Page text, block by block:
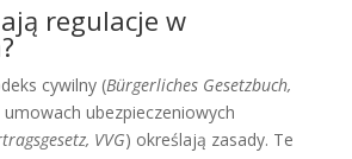
regulacje w
cywilny (Bürgerliches Gesetzbuch,
ubezpieczeniowych
VVG) określają zasady. Te